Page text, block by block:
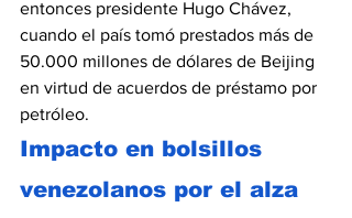
entonces presidente Hugo Chávez,
cuando el país tomó prestados más de
50.000 millones de dólares de Beijing
en virtud de acuerdos de préstamo por
petróleo.
Impacto en bolsillos
venezolanos por el alza